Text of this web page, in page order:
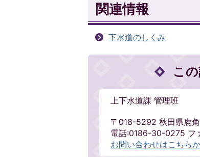
関連情報
下水道のしくみ
こ
上下水道課 管理班
〒018-5292 秋田県鹿
電話:0186-30-0275 フ
お問い合わせはこちら